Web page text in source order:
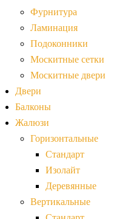
Фурнитура
Ламинация
Подоконники
Москитные сетки
Москитные двери
Двери
Балконы
Жалюзи
Горизонтальные
Стандарт
Изолайт
Деревянные
Вертикальные